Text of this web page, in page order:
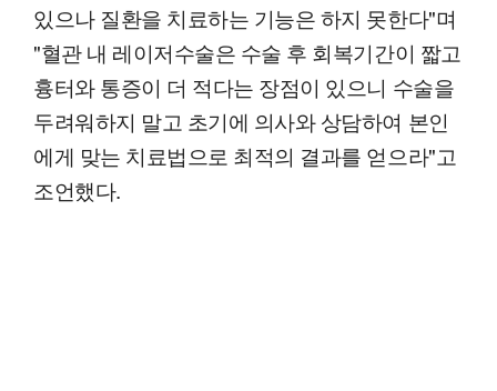
있으나 질환을 치료하는 기능은 하지 못한다"며
"혈관 내 레이저수술은 수술 후 회복기간이 짧고
흉터와 통증이 더 적다는 장점이 있으니 수술을
두려워하지 말고 초기에 의사와 상담하여 본인
에게 맞는 치료법으로 최적의 결과를 얻으라"고
조언했다.